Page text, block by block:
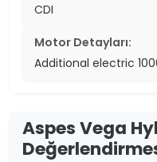
CDI
Motor Detayları:
Additional electric
Aspes Vega